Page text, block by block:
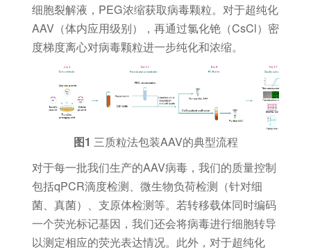
细胞裂解液，PEG浓缩获取病毒颗粒。对于超纯化
AAV（体内应用级别），再通过氯化铯（CsCl）密
度梯度离心对病毒颗粒进一步纯化和浓缩。
图1 三质粒法包装AAV的典型流程
对于每一批我们生产的AAV病毒，我们的质量控制
包括qPCR滴度检测、微生物负荷检测（针对细
菌、真菌）、支原体检测等。若转移载体同时编码
一个荧光标记基因，我们还会将病毒进行细胞转导
以测定相应的荧光表达情况。此外，对于超纯化